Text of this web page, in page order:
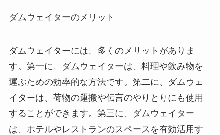
ダムウェイターのメリット
ダムウェイターには、多くのメリットがありま
す。第一に、ダムウェイターは、料理や飲み物を
運ぶための効率的な方法です。第二に、ダムウェ
イターは、荷物の運搬や伝言のやりとりにも使用
することができます。第三に、ダムウェイター
は、ホテルやレストランのスペースを有効活用す